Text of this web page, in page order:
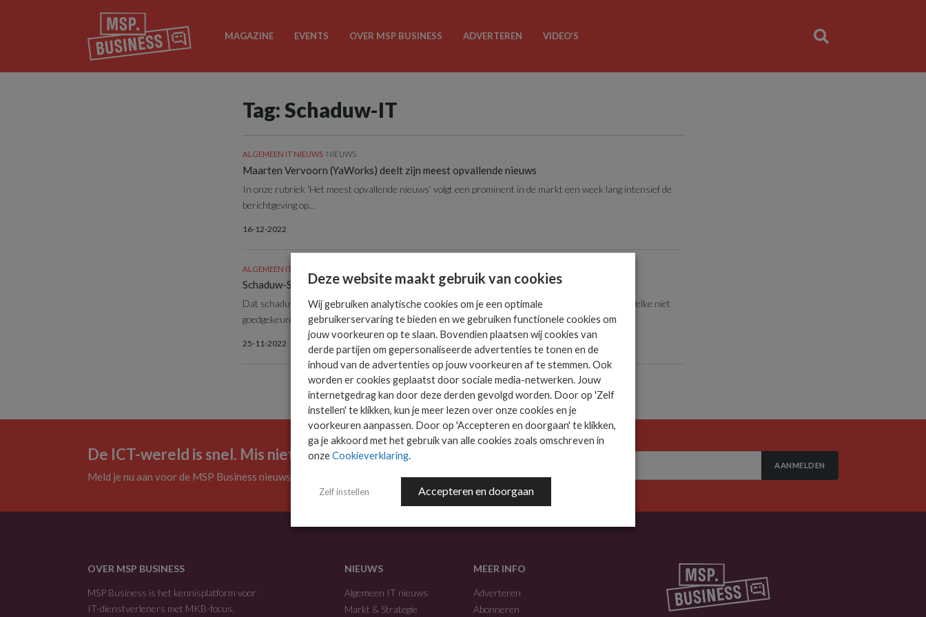
MAGAZINE EVENTS OVER MSP BUSINESS ADVERTEREN VIDEO’S
Tag: Schaduw-IT
ALGEMEEN IT NIEUWS NIEUWS
Maarten Vervoorn (YaWorks) deelt zijn meest opvallende nieuws
In onze rubriek ‘Het meest opvallende nieuws’ volgt een prominent in de markt een week lang intensief de
berichtgeving op...
16-12-2022
ALGEMEEN IT NIEUWS
Schaduw-SaaS inzichtelijk maken met DNS-monitoring
Dat schaduw-SaaS in bijna elke organisatie speelt is bij IT-managers meestal wel bekend. Maar welke niet
goedgekeurde applicaties gebruiken medewerkers...
25-11-2022
De ICT-wereld is snel. Mis niets.
Meld je nu aan voor de MSP Business nieuwsbrief.
AANMELDEN
OVER MSP BUSINESS
MSP Business is het kennisplatform voor
IT-dienstverleners met MKB-focus.
NIEUWS
Algemeen IT nieuws
Markt & Strategie
MEER INFO
Adverteren
Abonneren
Deze website maakt gebruik van cookies
Wij gebruiken analytische cookies om je een optimale
gebruikerservaring te bieden en we gebruiken functionele cookies om
jouw voorkeuren op te slaan. Bovendien plaatsen wij cookies van
derde partijen om gepersonaliseerde advertenties te tonen en de
inhoud van de advertenties op jouw voorkeuren af te stemmen. Ook
worden er cookies geplaatst door sociale media-netwerken. Jouw
internetgedrag kan door deze derden gevolgd worden. Door op 'Zelf
instellen' te klikken, kun je meer lezen over onze cookies en je
voorkeuren aanpassen. Door op 'Accepteren en doorgaan' te klikken,
ga je akkoord met het gebruik van alle cookies zoals omschreven in
onzeCookieverklaring.
Zelf instellen Accepteren en doorgaan